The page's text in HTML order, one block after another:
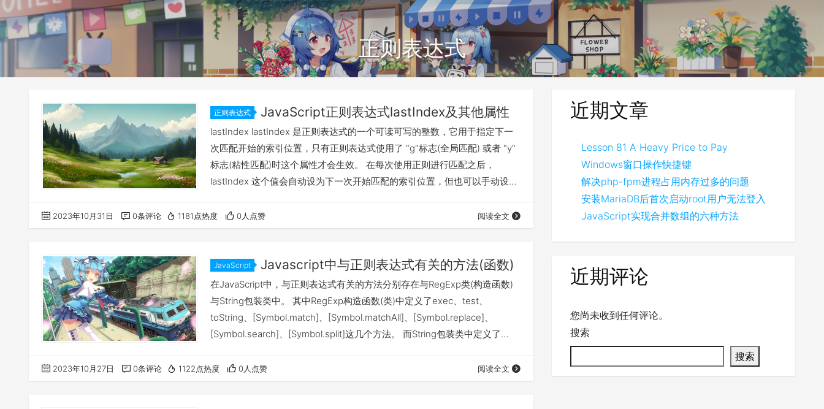
正则表达式
正则表达式 JavaScript正则表达式lastIndex及其他属性
lastIndex lastIndex 是正则表达式的一个可读可写的整数，它用于指定下一
次匹配开始的索引位置，只有正则表达式使用了 "g"标志(全局匹配) 或者 "y"
标志(粘性匹配)时这个属性才会生效。 在每次使用正则进行匹配之后，
lastIndex 这个值会自动设为下一次开始匹配的索引位置，但也可以手动设置
果 lastIndex 等于或小于字符串的长度，则该正则表达式将会从lastIndex 位
置开始…
2023年10月31日 0条评论 1181点热度 0人点赞 阅读全文
JavaScript Javascript中与正则表达式有关的方法(函数)
在JavaScript中，与正则表达式有关的方法分别存在与RegExp类(构造函数)
与String包装类中。 其中RegExp构造函数(类)中定义了exec、test、
toString、[Symbol.match]、[Symbol.matchAll]、[Symbol.replace]、
[Symbol.search]、[Symbol.split]这几个方法。 而String包装类中定义了
些方法在以正则表达式作…
2023年10月27日 0条评论 1122点热度 0人点赞 阅读全文
近期文章
Lesson 81 A Heavy Price to Pay
Windows窗口操作快捷键
解决php-fpm进程占用内存过多的问题
安装MariaDB后首次启动root用户无法登入
JavaScript实现合并数组的六种方法
近期评论
您尚未收到任何评论。
搜索
搜索